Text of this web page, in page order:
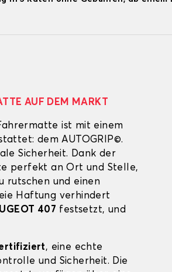
AUF DEM MARKT
ist mit einem
dem AUTOGRIP©.
Sicherheit. Dank der
perfekt an Ort und Stelle,
rutschen und einen
Haftung verhindert
407 festsetzt, und
, eine echte
und Sicherheit. Die